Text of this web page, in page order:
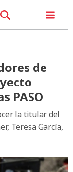
de
PASO
la titular del
Teresa García,